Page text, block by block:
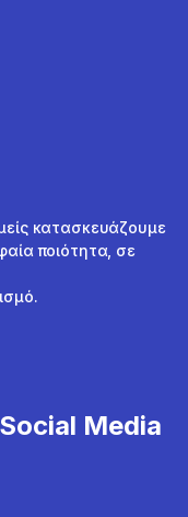
κατασκευάζουμε
ποιότητα, σε
Media